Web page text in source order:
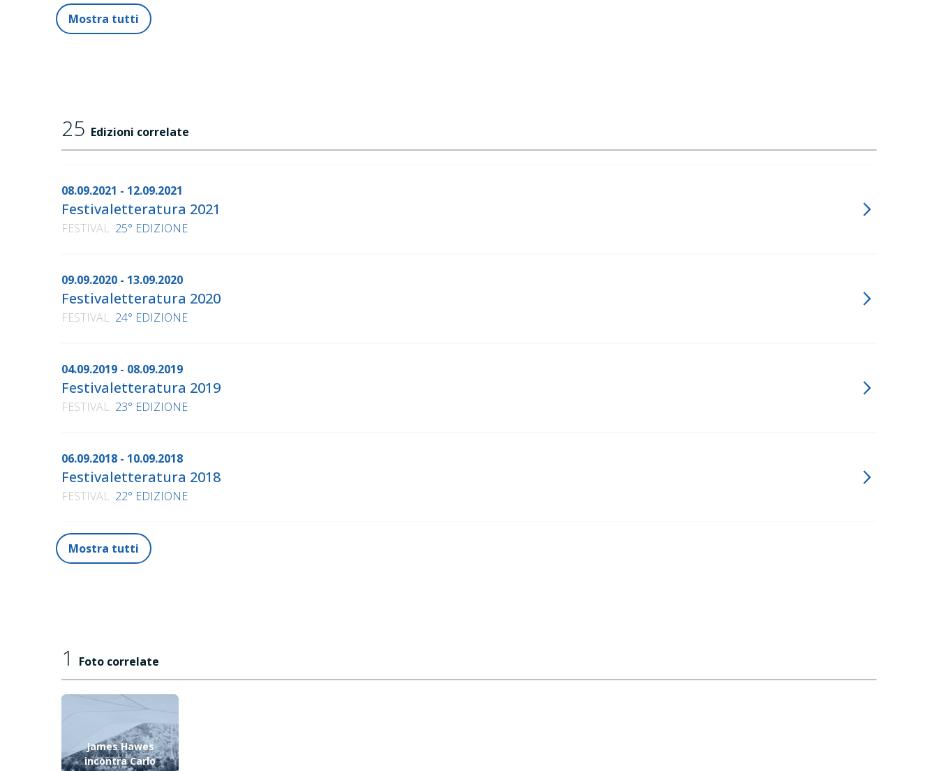
Mostra tutti
25 Edizioni correlate
08.09.2021 - 12.09.2021
Festivaletteratura 2021
FESTIVAL 25° EDIZIONE
09.09.2020 - 13.09.2020
Festivaletteratura 2020
FESTIVAL 24° EDIZIONE
04.09.2019 - 08.09.2019
Festivaletteratura 2019
FESTIVAL 23° EDIZIONE
06.09.2018 - 10.09.2018
Festivaletteratura 2018
FESTIVAL 22° EDIZIONE
Mostra tutti
1 Foto correlate
James Hawes
incontra Carlo